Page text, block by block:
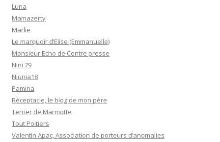
Luna
Mamazerty
Marlie
Le marquoir d’Elise (Emmanuelle)
Monsieur Echo de Centre presse
Nini 79
Niunia18
Pamina
Réceptacle, le blog de mon père
Terrier de Marmotte
Tout Poitiers
Valentin Apac, Association de porteurs d’anomalies